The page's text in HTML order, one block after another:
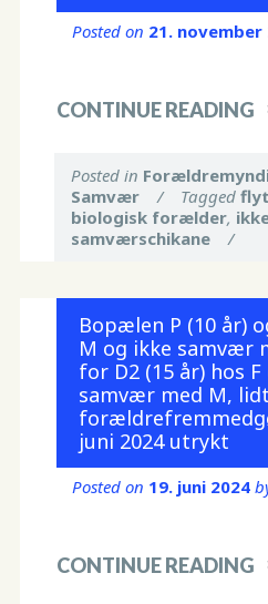
Posted on 21. november
CONTINUE READING
Posted in
Samvær
/ Tagged
biologisk forælder,
samværschikane
/
Bopælen P (10 år)
M og ikke samvær
for D2 (15 år) hos
samvær med M,
juni 2024 utrykt
Posted on 19. juni 2024
CONTINUE READING